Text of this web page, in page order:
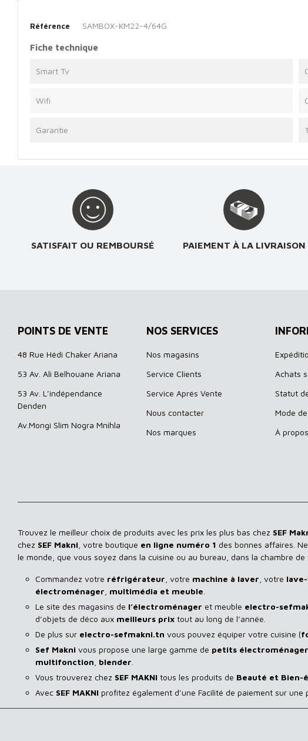
Référence SAMBOX-KM22-4/64G
Fiche technique
Smart Tv
Wifi
Garantie
SATISFAIT OU REMBOURSÉ PAIEMENT À LA LIVRAISON
POINTS DE VENTE
48 Rue Hédi Chaker Ariana
53 Av. Ali Belhouane Ariana
53 Av. L’indépendance
Denden
Av.Mongi Slim Nogra Mnihla
NOS SERVICES
Nos magasins
Service Clients
Service Aprés Vente
Nous contacter
Nos marques
Achats
Statut
Mode
À
Trouvez le meilleur choix de produits avec les prix les plus bas chez SEF
chez SEF Makni , votre boutique en ligne numéro 1 des bonnes affaires.
le monde, que vous soyez dans la cuisine ou au bureau, dans la chambre
Commandez votre réfrigérateur , votre machine à laver , votre
électroménager multimédia et meuble
Le site des magasins de l’électroménager et meuble electro-
d’objets de déco aux meilleurs prix tout au long de l’année.
De plus sur electro-sefmakni.tn vous pouvez équiper votre cuisine (
Sef Makni vous propose une large gamme de petits
multifonction blender
Vous trouverez chez SEF MAKNI tous les produits de Beauté et Bien-
Avec SEF MAKNI profitez également d’une Facilité de paiement sur une